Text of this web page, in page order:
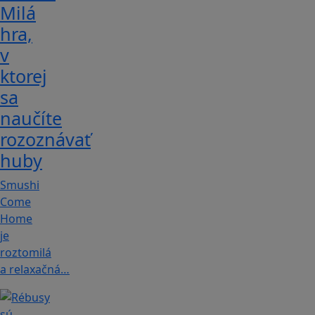
Milá
hra,
v
ktorej
sa
naučíte
rozoznávať
huby
Smushi
Come
Home
je
roztomilá
a relaxačná…